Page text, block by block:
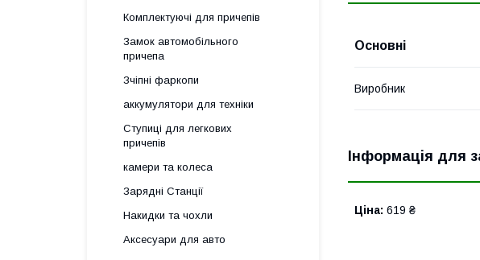
Основні
Виробник
Інформація для
Ціна: 619 ₴
Комплектуючі для причепів
Замок автомобільного
причепа
Зчіпні фаркопи
аккумулятори для техніки
Ступиці для легкових
причепів
камери та колеса
Зарядні Станції
Накидки та чохли
Аксесуари для авто